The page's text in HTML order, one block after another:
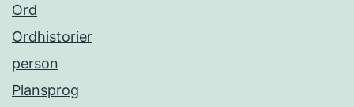
Ord
Ordhistorier
person
Plansprog